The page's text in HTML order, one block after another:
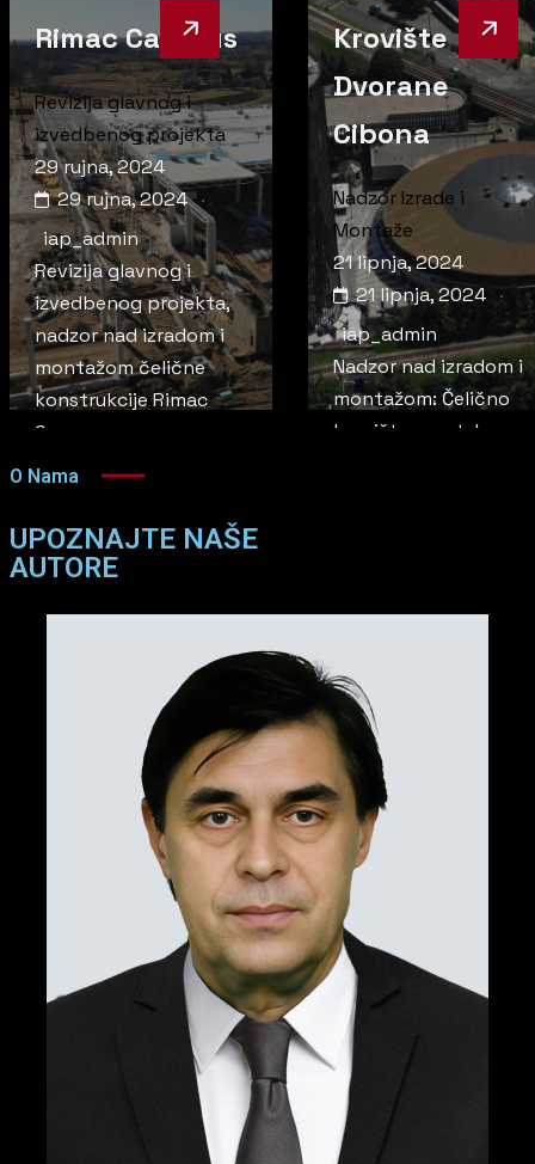
Rimac Campus
Revizija glavnog i
izvedbenog projekta
29 rujna, 2024
29 rujna, 2024
iap_admin
Revizija glavnog i
izvedbenog projekta,
nadzor nad izradom i
montažom čelične
konstrukcije Rimac
Campus,...
View
Krovište
Dvorane
Cibona
Nadzor Izrade i
Montaže
21 lipnja, 2024
21 lipnja, 2024
iap_admin
Nadzor nad izradom i
montažom: Čelično
krovište sportske
O Nama
UPOZNAJTE NAŠE
AUTORE